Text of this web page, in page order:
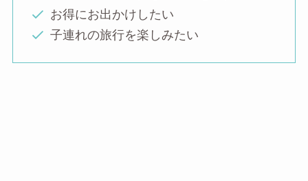
お得にお出かけしたい
子連れの旅行を楽しみたい